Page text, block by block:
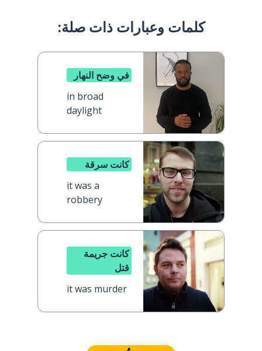
كلمات وعبارات ذات صلة:
في وضح النهار
in broad
daylight
كانت سرقة
it was a
robbery
كانت جريمة
قتل
it was murder